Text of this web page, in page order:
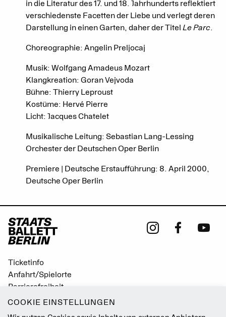
in die Literatur des 17. und 18. Jahrhunderts reflektiert
verschiedenste Facetten der Liebe und verlegt deren
Darstellung in einen Garten, daher der TitelLe Parc.
Choreographie: Angelin Preljocaj
Musik: Wolfgang Amadeus Mozart
Klangkreation: Goran Vejvoda
Bühne: Thierry Leproust
Kostüme: Hervé Pierre
Licht: Jacques Chatelet
Musikalische Leitung: Sebastian Lang-Lessing
Orchester der Deutschen Oper Berlin
Premiere | Deutsche Erstaufführung: 8. April 2000,
Deutsche Oper Berlin
Ticketinfo
Anfahrt/Spielorte
Barrierefreiheit
Leichte Sprache
COOKIE EINSTELLUNGEN